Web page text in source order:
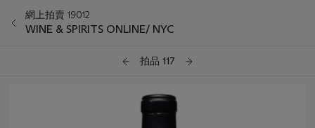
網上拍賣 19012
WINE & SPIRITS ONLINE/ NYC
拍品 117